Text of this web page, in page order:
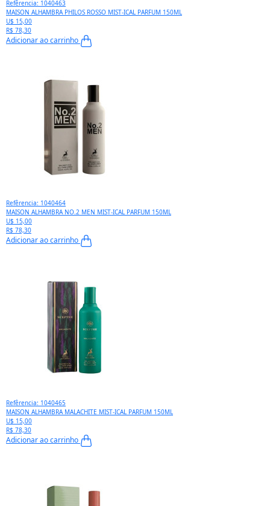
Refêrencia: 1040463
MAISON ALHAMBRA PHILOS ROSSO MIST-ICAL PARFUM 150ML
U$ 15,00
R$ 78,30
Adicionar ao carrinho
Refêrencia: 1040464
MAISON ALHAMBRA NO.2 MEN MIST-ICAL PARFUM 150ML
U$ 15,00
R$ 78,30
Adicionar ao carrinho
Refêrencia: 1040465
MAISON ALHAMBRA MALACHITE MIST-ICAL PARFUM 150ML
U$ 15,00
R$ 78,30
Adicionar ao carrinho